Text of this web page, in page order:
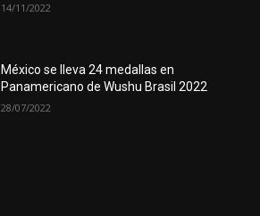
14/11/2022
México se lleva 24 medallas en
Panamericano de Wushu Brasil 2022
28/07/2022